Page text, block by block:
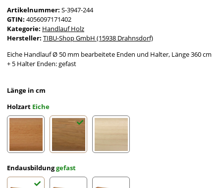
Artikelnummer: S-3947-244
GTIN: 4056097171402
Kategorie: Handlauf Holz
Hersteller: TIBU-Shop GmbH (15938 Drahnsdorf)
Eiche Handlauf Ø 50 mm bearbeitete Enden und Halter, Länge 360 cm
+ 5 Halter Enden: gefast
Länge in cm
Holzart Eiche
Endausbildunggefast